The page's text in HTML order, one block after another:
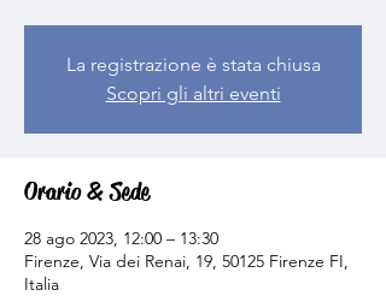
La registrazione è stata chiusa
Scopri gli altri eventi
Orario & Sede
28 ago 2023, 12:00 – 13:30
Firenze, Via dei Renai, 19, 50125 Firenze FI,
Italia